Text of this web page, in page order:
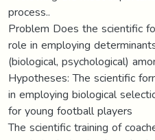
process..
Problem Does the scientific
role in employing
(biological, psychological)
Hypotheses: The scientific
in employing biological
for young football players
The scientific training of